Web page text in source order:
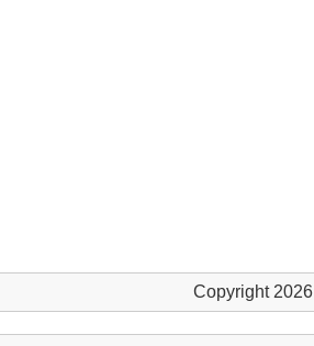
Copyright 2026